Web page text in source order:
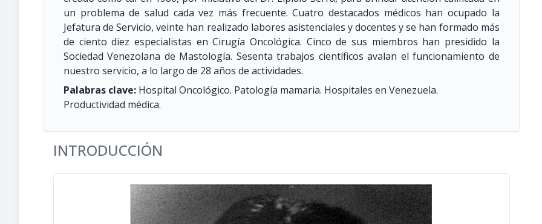
un problema de salud cada vez más frecuente. Cuatro destacados médicos han ocupado la
Jefatura de Servicio, veinte han realizado labores asistenciales y docentes y se han formado más
de ciento diez especialistas en Cirugía Oncológica. Cinco de sus miembros han presidido la
Sociedad Venezolana de Mastología. Sesenta trabajos científicos avalan el funcionamiento de
nuestro servicio, a lo largo de 28 años de actividades.
Palabras clave: Hospital Oncológico. Patología mamaria. Hospitales en Venezuela.
Productividad médica.
INTRODUCCIÓN